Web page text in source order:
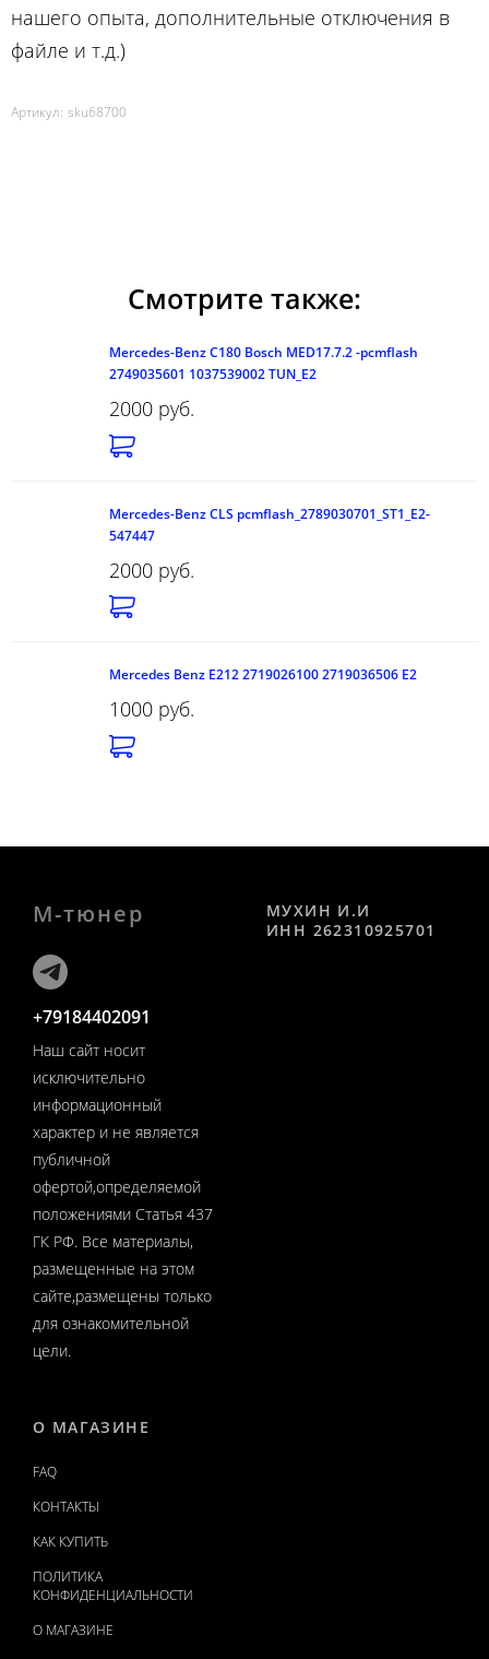
нашего опыта, дополнительные отключения в
файле и т.д.)
Артикул: sku68700
Смотрите также:
Mercedes-Benz C180 Bosch MED17.7.2 -pcmflash
2749035601 1037539002 TUN_E2
2000 руб.
Mercedes-Benz CLS pcmflash_2789030701_ST1_E2-
547447
2000 руб.
Mercedes Benz E212 2719026100 2719036506 E2
1000 руб.
М-тюнер
+79184402091
Наш сайт носит
исключительно
информационный
характер и не является
публичной
офертой,определяемой
положениями Статья 437
ГК РФ. Все материалы,
размещенные на этом
сайте,размещены только
для ознакомительной
цели.
МУХИН И.И
ИНН 262310925701
О МАГАЗИНЕ
FAQ
КОНТАКТЫ
КАК КУПИТЬ
ПОЛИТИКА
КОНФИДЕНЦИАЛЬНОСТИ
О МАГАЗИНЕ